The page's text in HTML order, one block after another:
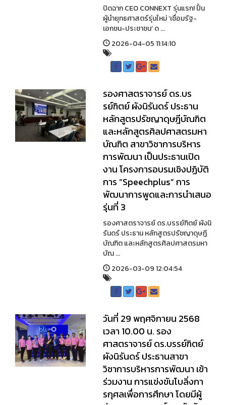
ปิดฉาก CEO CONNEXT รุ่นแรก! ปั้น
ผู้นำยุทธศาสตร์รุ่นใหม่ ‘เชื่อมรัฐ-
เอกชน-ประชาชน’ ด ...
2026-04-05 11:14:10
รองศาสตราจารย์ ดร.บร
รย์ฑิตย์ ผังนิรันดร์ ประธาน
หลักสูตรปรัชญาดุษฎีบัณฑิต
และหลักสูตรศิลปศาสตรมหา
บัณฑิต สาขาวิชาการบริหาร
การพัฒนา เป็นประธานเปิด
งาน โครงการอบรมเชิงปฏิบัติ
การ ”Speechplus” การ
พัฒนาการพูดและการนำเสนอ
รุ่นที่ 3
รองศาสตราจารย์ ดร.บรรย์ฑิตย์ ผังนิ
รันดร์ ประธาน หลักสูตรปรัชญาดุษฎี
บัณฑิต และหลักสูตรศิลปศาสตรมหา
บัณ ...
2026-03-09 12:04:54
วันที่ 29 พฤศจิกายน 2568
เวลา 10.00 น. รอง
ศาสตราจารย์ ดร.บรรย์ฑิตย์
ผังนิรันดร์ ประธานสาขา
วิชาการบริหารการพัฒนา เข้า
ร่วมงาน การแข่งขันโบลิ่งกา
รกุศลเพื่อการศึกษา โดยมีผู้